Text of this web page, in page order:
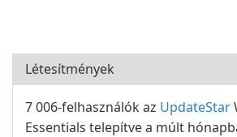
Létesítmények
7 006-felhasználók az UpdateStar
Essentials telepítve a múlt